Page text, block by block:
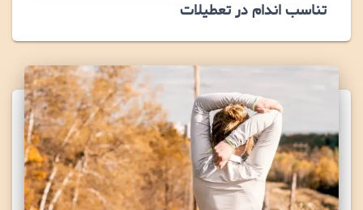
تناسب اندام در تعطیلات